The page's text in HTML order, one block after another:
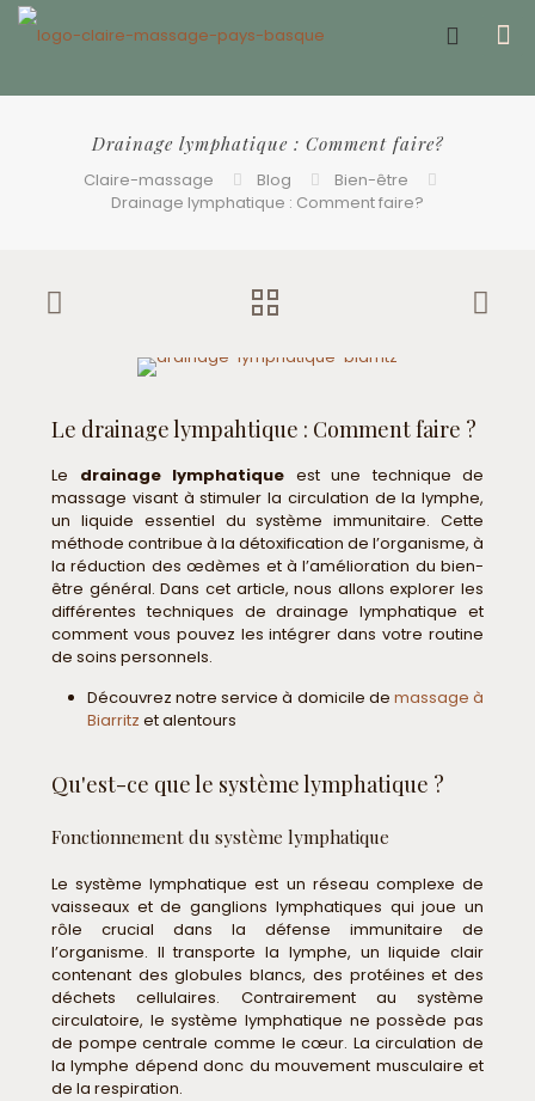
Drainage lymphatique : Comment faire?
Claire-massage Blog
Bien-être
Drainage lymphatique : Comment faire?
Le drainage lympahtique : Comment faire ?
Le drainage lymphatique est une technique de
massage visant à stimuler la circulation de la lymphe,
un liquide essentiel du système immunitaire. Cette
méthode contribue à la détoxification de l’organisme, à
la réduction des œdèmes et à l’amélioration du bien-
être général. Dans cet article, nous allons explorer les
différentes techniques de drainage lymphatique et
comment vous pouvez les intégrer dans votre routine
de soins personnels.
Découvrez notre service à domicile de massage à
Biarritz et alentours
Qu'est-ce que le système lymphatique ?
Fonctionnement du système lymphatique
Le système lymphatique est un réseau complexe de
vaisseaux et de ganglions lymphatiques qui joue un
rôle crucial dans la défense immunitaire de
l’organisme. Il transporte la lymphe, un liquide clair
contenant des globules blancs, des protéines et des
déchets cellulaires. Contrairement au système
circulatoire, le système lymphatique ne possède pas
de pompe centrale comme le cœur. La circulation de
la lymphe dépend donc du mouvement musculaire et
de la respiration.
Offrir un bon cadeau ❤️